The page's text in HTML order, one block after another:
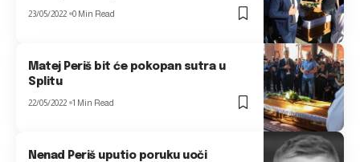
23/05/2022 0 Min Read
Matej Periš bit će pokopan sutra u
Splitu
22/05/2022 1 Min Read
Nenad Periš uputio poruku uoči